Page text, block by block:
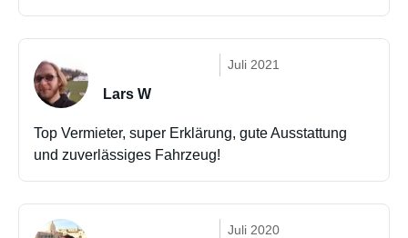
Juli 2021
Lars W
Top Vermieter, super Erklärung, gute Ausstattung
und zuverlässiges Fahrzeug!
Juli 2020